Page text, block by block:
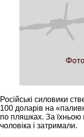
Російські силовики
100 доларів на
по пляшках. За їхньою
чоловіка і затримали.